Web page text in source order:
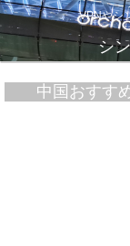
VPNやシ
シ
中国おすす